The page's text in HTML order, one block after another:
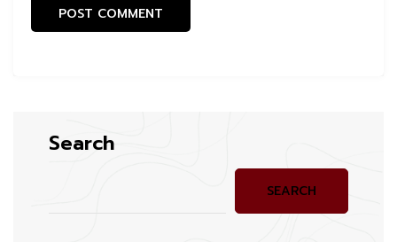
Search
SEARCH